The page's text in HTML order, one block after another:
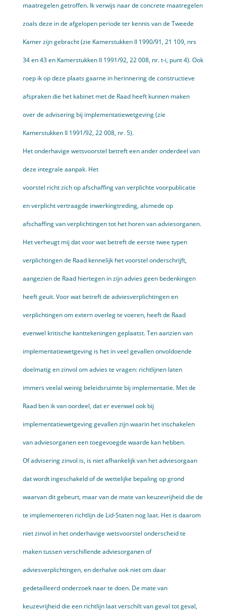
maatregelen getroffen. Ik verwijs naar de concrete maatregelen
zoals deze in de afgelopen periode ter kennis van de Tweede
Kamer zijn gebracht (zie Kamerstukken II 1990/91, 21 109, nrs
34 en 43 en Kamerstukken II 1991/92, 22 008, nr. t-i, punt 4). Ook
roep ik op deze plaats gaarne in herinnering de constructieve
afspraken die het kabinet met de Raad heeft kunnen maken
over de advisering bij implementatiewetgeving (zie
Kamerstukken II 1991/92, 22 008, nr. 5).
Het onderhavige wetsvoorstel betreft een ander onderdeel van
deze integrale aanpak. Het
voorstel richt zich op afschaffing van verplichte voorpublicatie
en verplicht vertraagde inwerkingtreding, alsmede op
afschaffing van verplichtingen tot het horen van adviesorganen.
Het verheugt mij dat voor wat betreft de eerste twee typen
verplichtingen de Raad kennelijk het voorstel onderschrijft,
aangezien de Raad hiertegen in zijn advies geen bedenkingen
heeft geuit. Voor wat betreft de adviesverplichtingen en
verplichtingen om extern overleg te voeren, heeft de Raad
evenwel kritische kanttekeningen geplaatst. Ten aanzien van
implementatiewetgeving is het in veel gevallen onvoldoende
doelmatig en zinvol om advies te vragen: richtlijnen laten
immers veelal weinig beleidsruimte bij implementatie. Met de
Raad ben ik van oordeel, dat er evenwel ook bij
implementatiewetgeving gevallen zijn waarin het inschakelen
van adviesorganen een toegevoegde waarde kan hebben.
Of advisering zinvol is, is niet afhankelijk van het adviesorgaan
dat wordt ingeschakeld of de wettelijke bepaling op grond
waarvan dit gebeurt, maar van de mate van keuzevrijheid die de
te implementeren richtlijn de Lid-Staten nog laat. Het is daarom
niet zinvol in het onderhavige wetsvoorstel onderscheid te
maken tussen verschillende adviesorganen of
adviesverplichtingen, en derhalve ook niet om daar
gedetailleerd onderzoek naar te doen. De mate van
keuzevrijheid die een richtlijn laat verschilt van geval tot geval,